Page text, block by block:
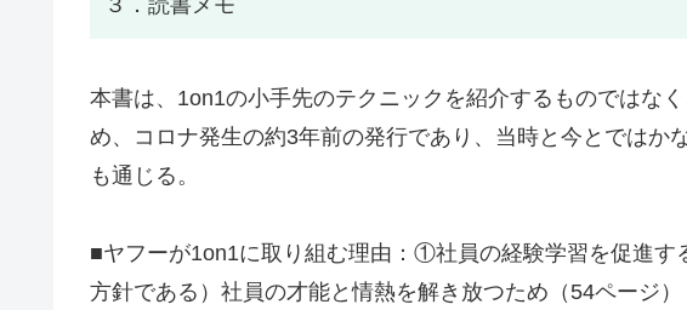
３．読書メモ
本書は、1on1の小手先のテクニックを紹介するものではな
め、コロナ発生の約3年前の発行であり、当時と今とではか
も通じる。
■ヤフーが1on1に取り組む理由：①社員の経験学習を促進
方針である）社員の才能と情熱を解き放つため（54ページ）